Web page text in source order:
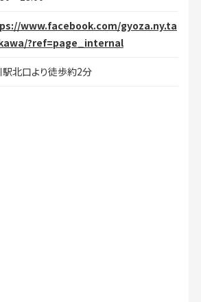
www.facebook.com/gyoza.ny.ta
?ref=page_internal
駅北口より徒歩約2分